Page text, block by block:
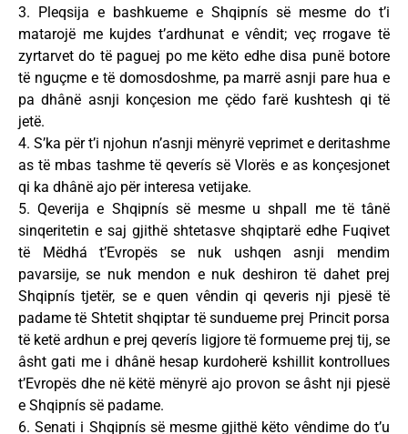
3. Pleqsija e bashkueme e Shqipnís së mesme do t’i
matarojë me kujdes t’ardhunat e vêndit; veç rrogave të
zyrtarvet do të paguej po me këto edhe disa punë botore
të nguçme e të domosdoshme, pa marrë asnji pare hua e
pa dhânë asnji konçesion me çëdo farë kushtesh qi të
jetë.
4. S’ka për t’i njohun n’asnji mënyrë veprimet e deritashme
as të mbas tashme të qeverís së Vlorës e as konçesjonet
qi ka dhânë ajo për interesa vetijake.
5. Qeverija e Shqipnís së mesme u shpall me të tânë
sinqeritetin e saj gjithë shtetasve shqiptarë edhe Fuqivet
të Mëdhá t’Evropës se nuk ushqen asnji mendim
pavarsije, se nuk mendon e nuk deshiron të dahet prej
Shqipnís tjetër, se e quen vêndin qi qeveris nji pjesë të
padame të Shtetit shqiptar të sundueme prej Princit porsa
të ketë ardhun e prej qeverís ligjore të formueme prej tij, se
âsht gati me i dhânë hesap kurdoherë kshillit kontrollues
t’Evropës dhe në këtë mënyrë ajo provon se âsht nji pjesë
e Shqipnís së padame.
6. Senati i Shqipnís së mesme gjithë këto vêndime do t’u